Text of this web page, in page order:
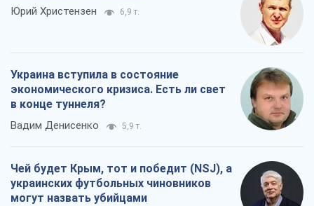
Юрий Христензен 6,9 т.
Украина вступила в состояние
экономического кризиса. Есть ли свет
в конце туннеля?
Вадим Денисенко 5,9 т.
Чей будет Крым, тот и победит (NSJ), а
украинских футбольных чиновников
могут назвать убийцами